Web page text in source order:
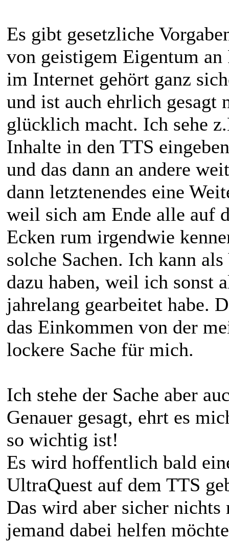
Es gibt gesetzliche
von geistigem Eigentum
im Internet gehört ganz
und ist auch ehrlich gesagt
glücklich macht. Ich sehe
Inhalte in den TTS
und das dann an andere
dann letztenendes eine
weil sich am Ende alle auf
Ecken rum irgendwie
solche Sachen. Ich kann
dazu haben, weil ich sonst
jahrelang gearbeitet habe.
das Einkommen von der
lockere Sache für mich.
Ich stehe der Sache aber
Genauer gesagt, ehrt es
so wichtig ist!
Es wird hoffentlich bald
UltraQuest auf dem TTS
Das wird aber sicher
jemand dabei helfen